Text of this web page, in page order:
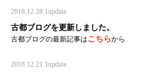
2018.12.28 1update
古都ブログを更新しました。
古都ブログの最新記事はこちらから
2018.12.21 1update